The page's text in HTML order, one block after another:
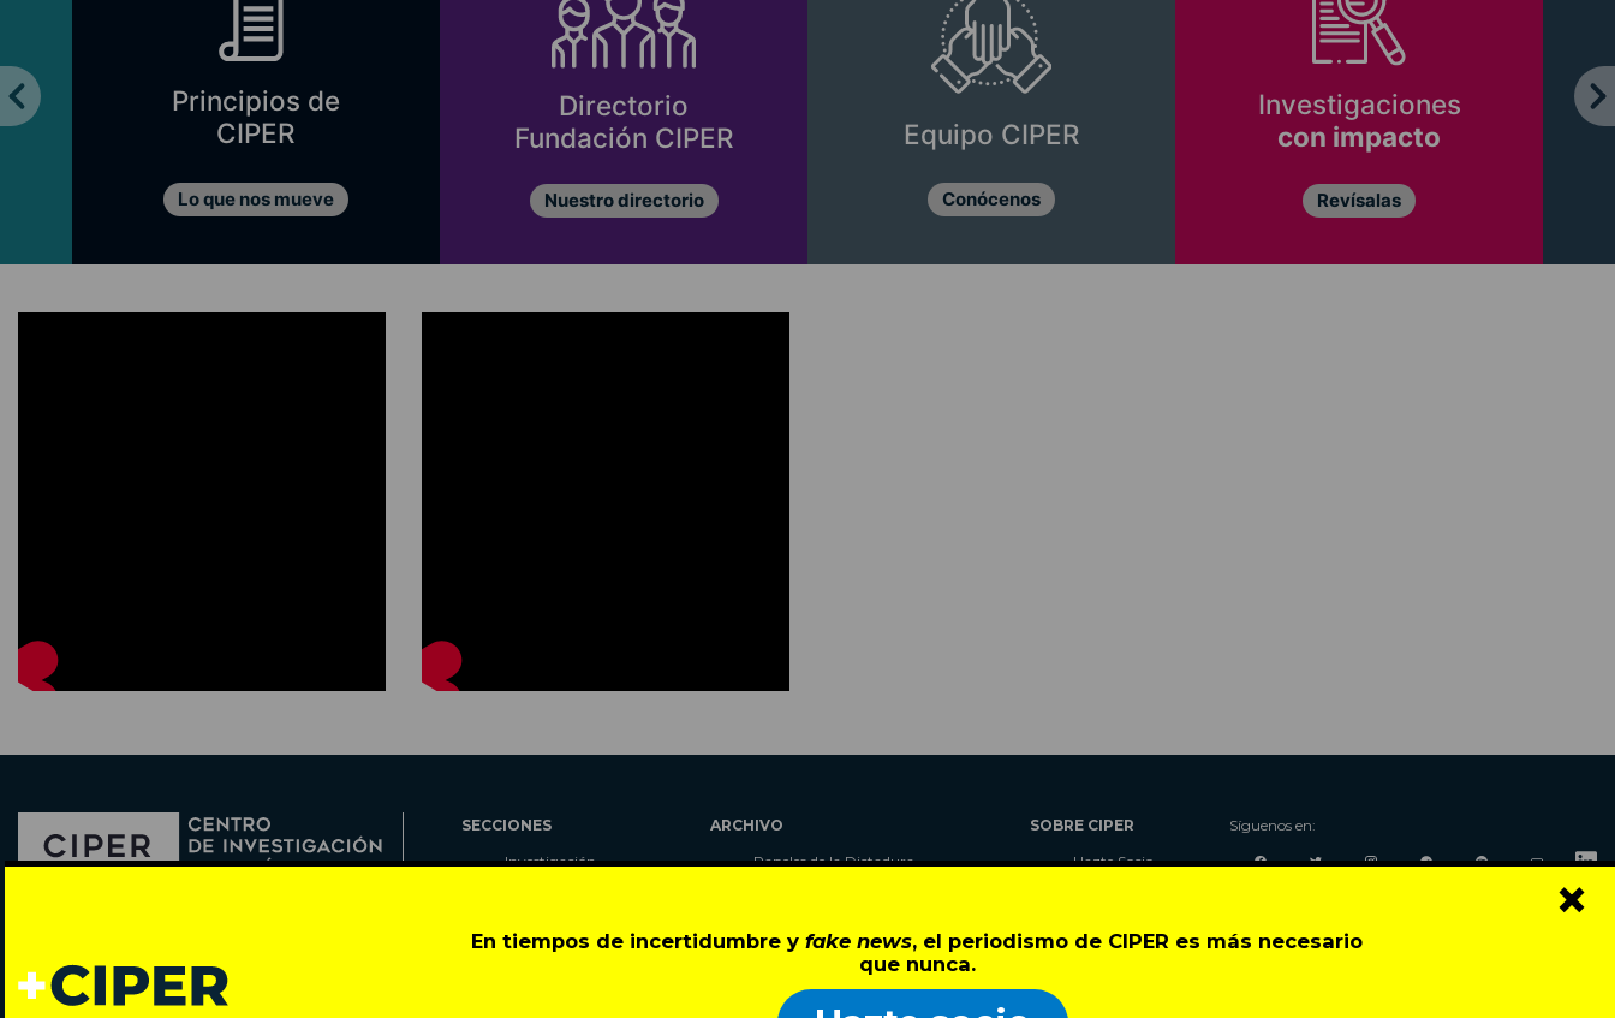
En tiempos de incertidumbre yfake news, el periodismo de CIPER es más necesario
que nunca.
×
Principios de
CIPER
Lo que nos mueve
Directorio
Fundación CIPER
Nuestro directorio
Equipo CIPER
Conócenos
Investigaciones
con impacto
Revísalas
Todos los derechos reservados © 2007-2026
SECCIONES
Investigación
Cartas
ARCHIVO
Papeles de la Dictadura
Autores
CIPER Académico
LaBot Constituyente
SOBRE CIPER
Hazte Socio
Contacto
Síguenos en: